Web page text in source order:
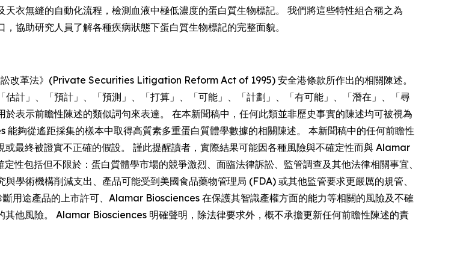
衣無縫的自動化流程，檢測血液中極低濃度的蛋白質生物標記。 我們將這些特性組合稱之為
協助研究人員了解各種疾病狀態下蛋白質生物標記的完整面貌。
改革法》(Private Securities Litigation Reform Act of 1995) 安全港條款所作出的相關陳述。
計」、「預計」、「預測」、「打算」、「可能」、「計劃」、「有可能」、「潛在」、「尋
表示前瞻性陳述的類似詞句來表達。 在本新聞稿中，任何此類並非歷史事實的陳述均可被視為
夠從遙距採集的樣本中取得高質素多重蛋白質體學數據的相關陳述。 本新聞稿中的任何前瞻性
最終被證實不正確的假設。 謹此提醒讀者，實際結果可能因各種風險與不確定性而與 Alamar
性包括但不限於：蛋白質體學市場的競爭激烈、面臨法律訴訟、監管調查及其他法律相關事宜、
學術機構削減支出、產品可能受到美國食品藥物管理局 (FDA) 或其他監管要求更嚴厲的規管、
用途產品的上市許可、Alamar Biosciences 在保護其智識產權方面的能力等相關的風險及不確
他風險。 Alamar Biosciences 明確聲明，除法律要求外，概不承擔更新任何前瞻性陳述的責